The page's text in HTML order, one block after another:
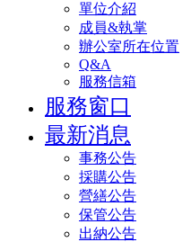
單位介紹
成員&執掌
辦公室所在位置
Q&A
服務信箱
服務窗口
最新消息
事務公告
採購公告
營繕公告
保管公告
出納公告